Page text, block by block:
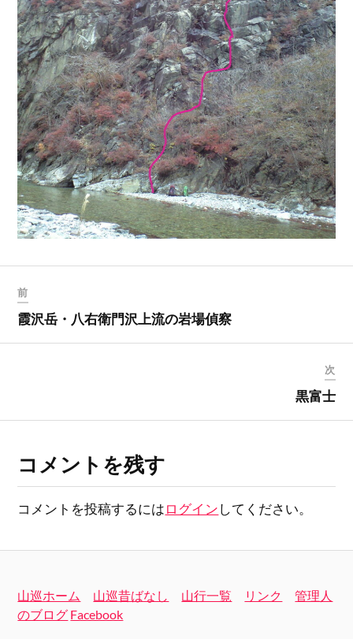
前
霞沢岳・八右衛門沢上流の岩場偵察
次
黒富士
コメントを残す
コメントを投稿するにはログインしてください。
山巡ホーム 山巡昔ばなし 山行一覧 リンク
管理人
のブログ Facebook